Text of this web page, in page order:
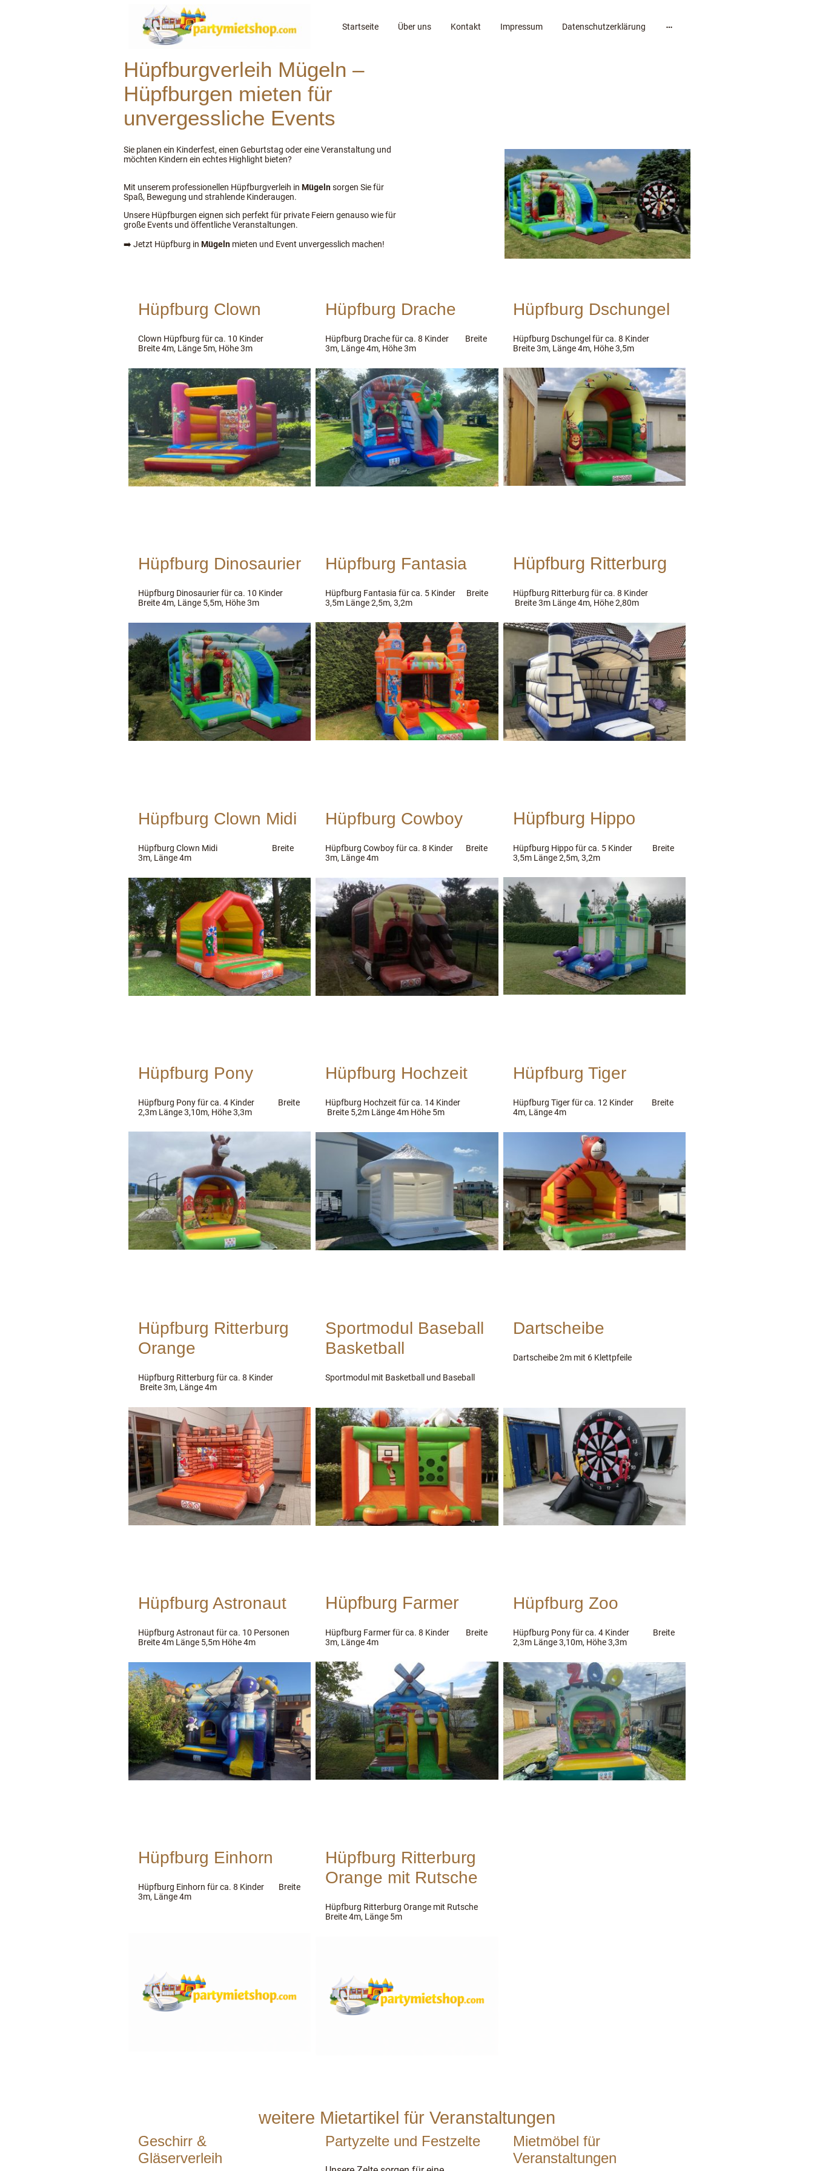
Startseite Über uns Kontakt Impressum Datenschutzerklärung
Hüpfburgverleih Mügeln –
Hüpfburgen mieten für
unvergessliche Events
Sie planen ein Kinderfest, einen Geburtstag oder eine Veranstaltung und
möchten Kindern ein echtes Highlight bieten?
Mit unserem professionellen Hüpfburgverleih in Mügelnsorgen Sie für
Spaß, Bewegung und strahlende Kinderaugen.
Unsere Hüpfburgen eignen sich perfekt für private Feiern genauso wie für
große Events und öffentliche Veranstaltungen.
➡️ Jetzt Hüpfburg in Mügeln mieten und Event unvergesslich machen!
Hüpfburg Clown
Clown Hüpfburg für ca. 10 Kinder
Breite 4m, Länge 5m, Höhe 3m
Hüpfburg Drache
Hüpfburg Drache für ca. 8 Kinder Breite
3m, Länge 4m, Höhe 3m
Hüpfburg Dschungel
Hüpfburg Dschungel für ca. 8 Kinder
Breite 3m, Länge 4m, Höhe 3,5m
Hüpfburg Dinosaurier
Hüpfburg Dinosaurier für ca. 10 Kinder
Breite 4m, Länge 5,5m, Höhe 3m
Hüpfburg Fantasia
Hüpfburg Fantasia für ca. 5 Kinder Breite
3,5m Länge 2,5m, 3,2m
Hüpfburg Ritterburg
Hüpfburg Ritterburg für ca. 8 Kinder
Breite 3m Länge 4m, Höhe 2,80m
Hüpfburg Clown Midi
Hüpfburg Clown Midi Breite
3m, Länge 4m
Hüpfburg Cowboy
Hüpfburg Cowboy für ca. 8 Kinder Breite
3m, Länge 4m
Hüpfburg Hippo
Hüpfburg Hippo für ca. 5 Kinder Breite
3,5m Länge 2,5m, 3,2m
Hüpfburg Pony
Hüpfburg Pony für ca. 4 Kinder Breite
2,3m Länge 3,10m, Höhe 3,3m
Hüpfburg Hochzeit
Hüpfburg Hochzeit für ca. 14 Kinder
Breite 5,2m Länge 4m Höhe 5m
Hüpfburg Tiger
Hüpfburg Tiger für ca. 12 Kinder Breite
4m, Länge 4m
Hüpfburg Ritterburg
Orange
Hüpfburg Ritterburg für ca. 8 Kinder
Breite 3m, Länge 4m
Sportmodul Baseball
Basketball
Sportmodul mit Basketball und Baseball
Dartscheibe
Dartscheibe 2m mit 6 Klettpfeile
Hüpfburg Astronaut
Hüpfburg Astronaut für ca. 10 Personen
Breite 4m Länge 5,5m Höhe 4m
Hüpfburg Farmer
Hüpfburg Farmer für ca. 8 Kinder Breite
3m, Länge 4m
Hüpfburg Zoo
Hüpfburg Pony für ca. 4 Kinder Breite
2,3m Länge 3,10m, Höhe 3,3m
Hüpfburg Einhorn
Hüpfburg Einhorn für ca. 8 Kinder Breite
3m, Länge 4m
Hüpfburg Ritterburg
Orange mit Rutsche
Hüpfburg Ritterburg Orange mit Rutsche
Breite 4m, Länge 5m
weitere Mietartikel für Veranstaltungen
Geschirr &
Gläserverleih
Partyzelte und Festzelte
Mietmöbel für
Veranstaltungen